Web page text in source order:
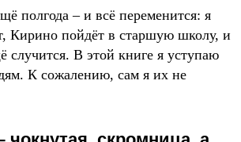
полгода – и всё переменится: я
Кирино пойдёт в старшую школу, и
случится. В этой книге я уступаю
К сожалению, сам я их не